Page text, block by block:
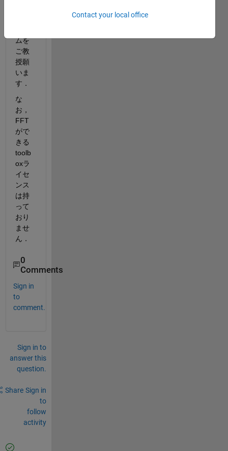
ムを
ご教
授願
いま
す．
な
お，
FFT
がで
きる
toolb
oxラ
イセ
ンス
は持
って
おり
ませ
ん．
0
Comments
Sign in
to
comment.
Sign in to
answer this
question.
Share Sign in
to
follow
activity
Contact your local office